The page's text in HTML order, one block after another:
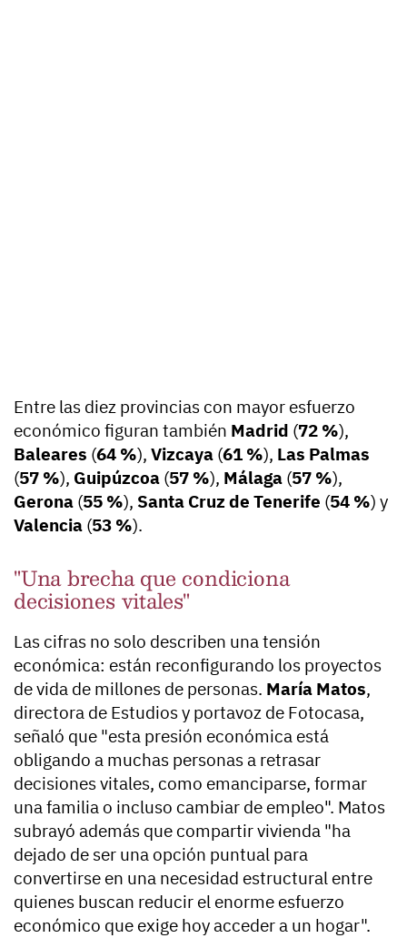
Entre las diez provincias con mayor esfuerzo
económico figuran también Madrid (72 %),
Baleares (64 %), Vizcaya (61 %), Las Palmas
(57 %), Guipúzcoa (57 %), Málaga (57 %),
Gerona (55 %), Santa Cruz de Tenerife (54 %) y
Valencia (53 %).
"Una brecha que condiciona
decisiones vitales"
Las cifras no solo describen una tensión
económica: están reconfigurando los proyectos
de vida de millones de personas. María Matos,
directora de Estudios y portavoz de Fotocasa,
señaló que "esta presión económica está
obligando a muchas personas a retrasar
decisiones vitales, como emanciparse, formar
una familia o incluso cambiar de empleo". Matos
subrayó además que compartir vivienda "ha
dejado de ser una opción puntual para
convertirse en una necesidad estructural entre
quienes buscan reducir el enorme esfuerzo
económico que exige hoy acceder a un hogar".